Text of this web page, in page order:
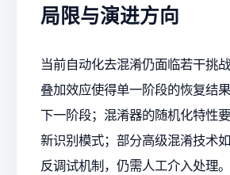
局限与演进方向
当前自动化去混淆仍面临若干挑
叠加效应使得单一阶段的恢复结
下一阶段；混淆器的随机化特性
新识别模式；部分高级混淆技术
反调试机制，仍需人工介入处理。